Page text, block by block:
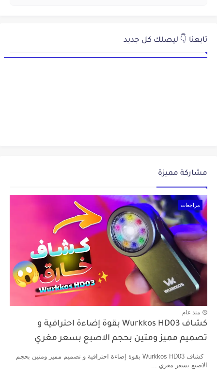
تابعنا 👇 ليصلك كل جديد
مشاركة مميزة
مراجعات
منذ عام
كشاف Wurkkos HD03 بقوة إضاءة احترافية و
تصميم مميز ومتين بحجم الاصبع بسعر مغري
كشاف Wurkkos HD03 بقوة إضاءة احترافية و تصميم مميز ومتين بحجم
الاصبع بسعر مغري ...